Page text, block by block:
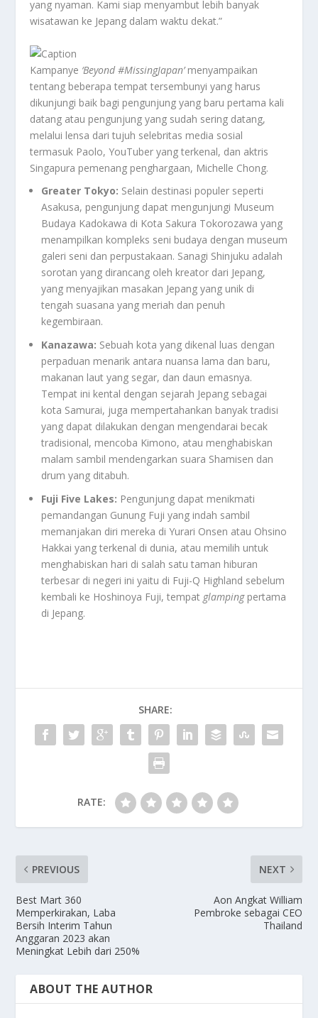
yang nyaman. Kami siap menyambut lebih banyak
wisatawan ke Jepang dalam waktu dekat.”
Kampanye ‘Beyond #MissingJapan’menyampaikan
tentang beberapa tempat tersembunyi yang harus
dikunjungi baik bagi pengunjung yang baru pertama kali
datang atau pengunjung yang sudah sering datang,
melalui lensa dari tujuh selebritas media sosial
termasuk Paolo, YouTuber yang terkenal, dan aktris
Singapura pemenang penghargaan, Michelle Chong.
Greater Tokyo: Selain destinasi populer seperti
Asakusa, pengunjung dapat mengunjungi Museum
Budaya Kadokawa di Kota Sakura Tokorozawa yang
menampilkan kompleks seni budaya dengan museum
galeri seni dan perpustakaan. Sanagi Shinjuku adalah
sorotan yang dirancang oleh kreator dari Jepang,
yang menyajikan masakan Jepang yang unik di
tengah suasana yang meriah dan penuh
kegembiraan.
Kanazawa: Sebuah kota yang dikenal luas dengan
perpaduan menarik antara nuansa lama dan baru,
makanan laut yang segar, dan daun emasnya.
Tempat ini kental dengan sejarah Jepang sebagai
kota Samurai, juga mempertahankan banyak tradisi
yang dapat dilakukan dengan mengendarai becak
tradisional, mencoba Kimono, atau menghabiskan
malam sambil mendengarkan suara Shamisen dan
drum yang ditabuh.
Fuji Five Lakes: Pengunjung dapat menikmati
pemandangan Gunung Fuji yang indah sambil
memanjakan diri mereka di Yurari Onsen atau Ohsino
Hakkai yang terkenal di dunia, atau memilih untuk
menghabiskan hari di salah satu taman hiburan
terbesar di negeri ini yaitu di Fuji-Q Highland sebelum
kembali ke Hoshinoya Fuji, tempat glampingpertama
di Jepang.
SHARE:
RATE:
PREVIOUS
Best Mart 360
Memperkirakan, Laba
Bersih Interim Tahun
Anggaran 2023 akan
Meningkat Lebih dari 250%
NEXT
Aon Angkat William
Pembroke sebagai CEO
Thailand
ABOUT THE AUTHOR